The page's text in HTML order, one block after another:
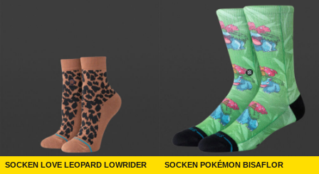
Socken Love Leopard Lowrider Socken Pokémon Bisaflor